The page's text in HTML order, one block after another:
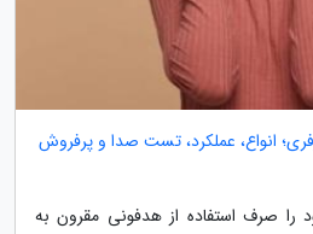
انواع، عملکرد، تست صدا و پرفروش
صرف استفاده از هدفونی مقرون به